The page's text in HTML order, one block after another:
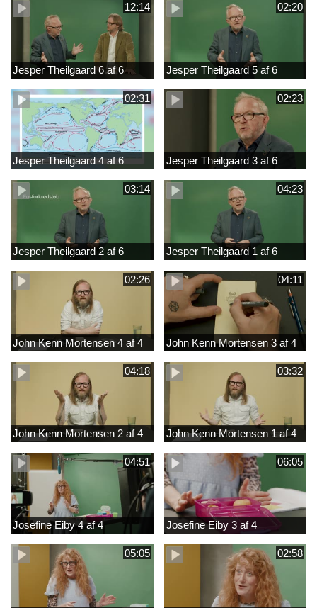
12:14
Jesper Theilgaard 6 af 6
02:20
Jesper Theilgaard 5 af 6
02:31
Jesper Theilgaard 4 af 6
02:23
Jesper Theilgaard 3 af 6
03:14
Jesper Theilgaard 2 af 6
04:23
Jesper Theilgaard 1 af 6
02:26
John Kenn Mortensen 4 af 4
04:11
John Kenn Mortensen 3 af 4
04:18
John Kenn Mortensen 2 af 4
03:32
John Kenn Mortensen 1 af 4
04:51
Josefine Eiby 4 af 4
06:05
Josefine Eiby 3 af 4
05:05 02:58